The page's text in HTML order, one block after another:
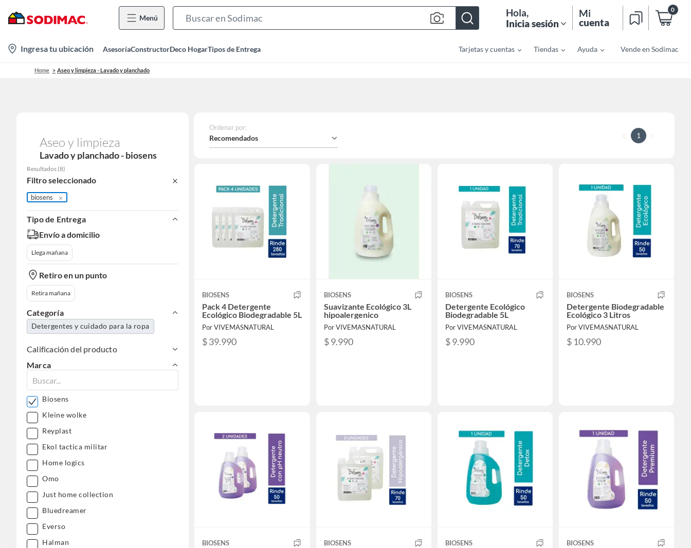
Menú
Bar
Hola,
Inicia sesión
Mi
cuenta
0
location-
icon
Ingresa tu ubicación AsesoríaConstructorDeco HogarTipos de Entrega Tarjetas y cuentas Tiendas Ayuda Vende en Sodimac
Home Aseo y limpieza - Lavado y planchado
Aseo y limpieza
Lavado y planchado - biosens
Resultados (8)
Filtro seleccionado
biosens
Tipo de Entrega
Envío a domicilio
Llega mañana
Retiro en un punto
Retira mañana
Categoría
Detergentes y cuidado para la ropa
Calificación del producto
Marca
Biosens
Kleine wolke
Reyplast
Ekol tactica militar
Home logics
Omo
Just home collection
Bluedreamer
Everso
Halman
Ordenar por:
Recomendados 1
BIOSENS
Pack 4 Detergente
Ecológico Biodegradable 5L
Por VIVEMASNATURAL
$ 39.990
BIOSENS
Suavizante Ecológico 3L
hipoalergenico
Por VIVEMASNATURAL
$ 9.990
BIOSENS
Detergente Ecológico
Biodegradable 5L
Por VIVEMASNATURAL
$ 9.990
BIOSENS
Detergente Biodegradable
Ecológico 3 Litros
Por VIVEMASNATURAL
$ 10.990
BIOSENS BIOSENS BIOSENS BIOSENS